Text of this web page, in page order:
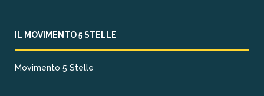
IL MOVIMENTO 5 STELLE
Movimento 5 Stelle